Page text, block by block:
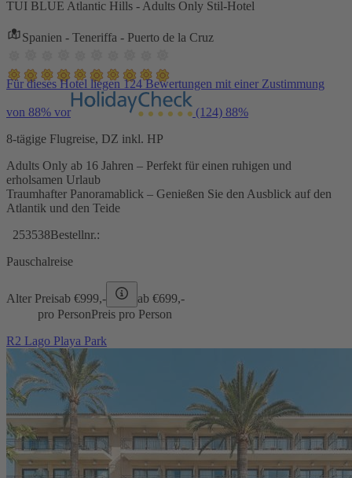
TUI BLUE Atlantic Hills - Adults Only Stil-Hotel
Spanien - Teneriffa - Puerto de la Cruz
Für dieses Hotel liegen 124 Bewertungen mit einer Zustimmung
von 88% vor (124) 88%
8-tägige Flugreise, DZ inkl. HP
Adults Only ab 16 Jahren – Perfekt für einen ruhigen und
erholsamen Urlaub
Traumhafter Panoramablick – Genießen Sie den Ausblick auf den
Atlantik und den Teide
253538Bestellnr.:
Pauschalreise
Alter Preisab €999,- ab €699,-
pro PersonPreis pro Person
R2 Lago Playa Park